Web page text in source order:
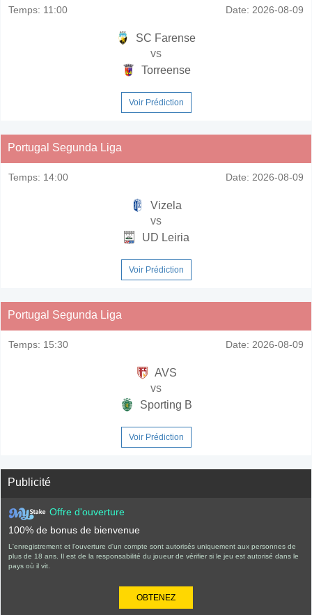
Temps: 11:00 Date: 2026-08-09
SC Farense
vs
Torreense
Voir Prédiction
Portugal Segunda Liga
Temps: 14:00 Date: 2026-08-09
Vizela
vs
UD Leiria
Voir Prédiction
Portugal Segunda Liga
Temps: 15:30 Date: 2026-08-09
AVS
vs
Sporting B
Voir Prédiction
Publicité
Offre d'ouverture
100% de bonus de bienvenue
L'enregistrement et l'ouverture d'un compte sont autorisés uniquement aux personnes de
plus de 18 ans. Il est de la responsabilité du joueur de vérifier si le jeu est autorisé dans le
pays où il vit.
OBTENEZ